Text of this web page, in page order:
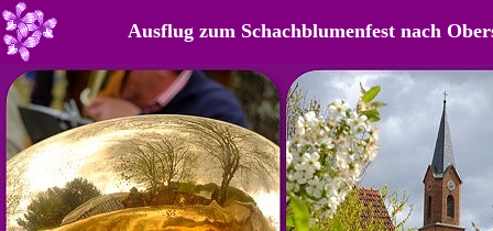
Ausflug zum Schachblumenfest nach